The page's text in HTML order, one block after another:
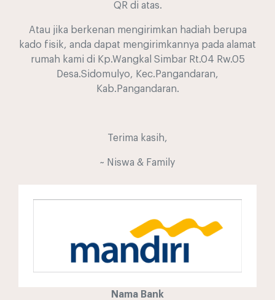
QR di atas.
Atau jika berkenan mengirimkan hadiah berupa
kado fisik, anda dapat mengirimkannya pada alamat
rumah kami di Kp.Wangkal Simbar Rt.04 Rw.05
Desa.Sidomulyo, Kec.Pangandaran,
Kab.Pangandaran.
Terima kasih,
~ Niswa & Family
Nama Bank